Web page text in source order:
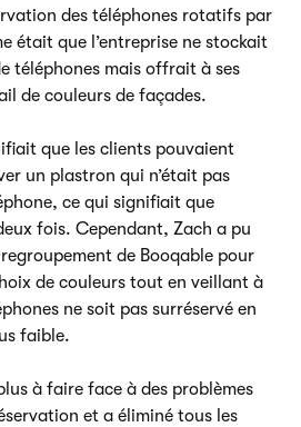
des téléphones rotatifs par
était que l’entreprise ne stockait
téléphones mais offrait à ses
de couleurs de façades.
que les clients pouvaient
un plastron qui n’était pas
ce qui signifiait que
fois. Cependant, Zach a pu
de Booqable pour
de couleurs tout en veillant à
ne soit pas surréservé en
faible.
à faire face à des problèmes
et a éliminé tous les